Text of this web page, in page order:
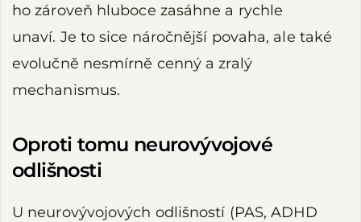
ho zároveň hluboce zasáhne a rychle
unaví. Je to sice náročnější povaha, ale také
evolučně nesmírně cenný a zralý
mechanismus.
Oproti tomu neurovývojové
odlišnosti
U neurovývojových odlišností (PAS, ADHD